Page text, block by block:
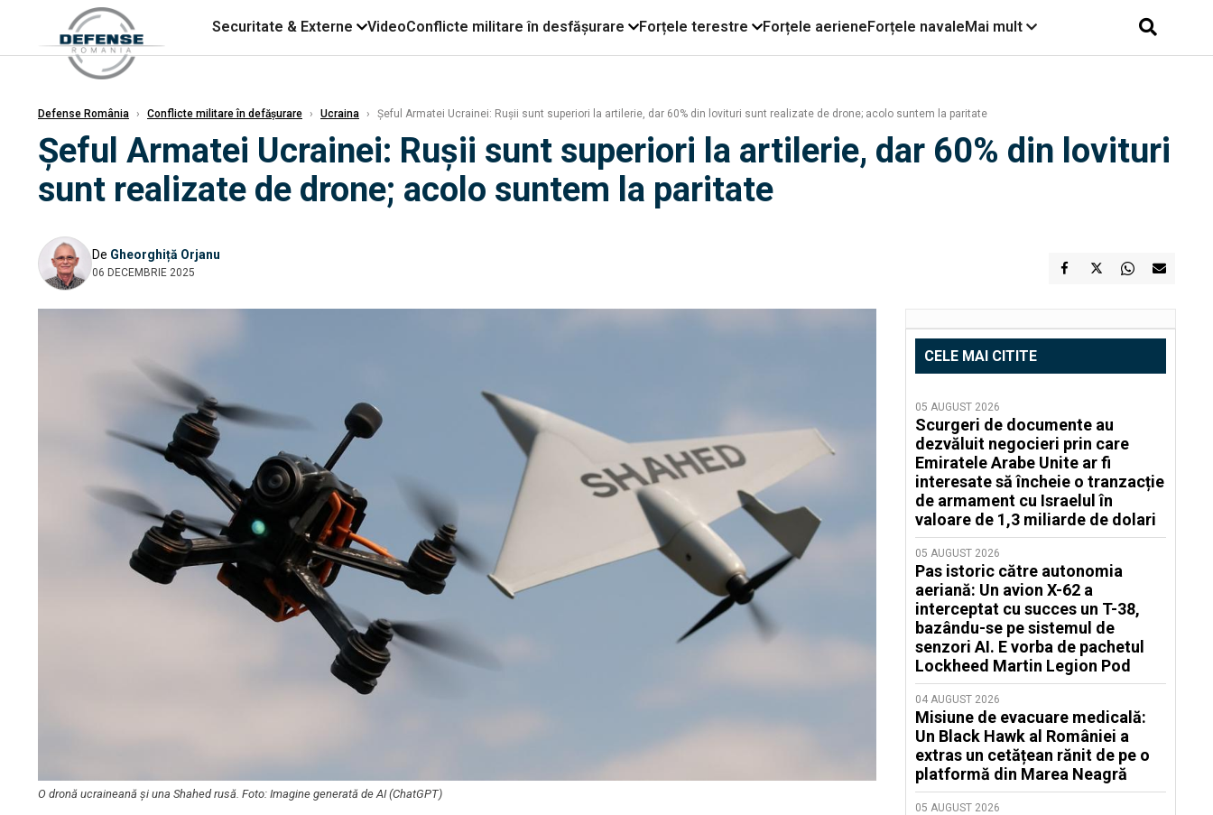
Securitate & Externe VideoConflicte militare în desfășurare Forțele terestre Forțele aerieneForțele navaleMai mult
Defense România › Conflicte militare în defășurare › Ucraina › Șeful Armatei Ucrainei: Rușii sunt superiori la artilerie, dar 60% din lovituri sunt realizate de drone; acolo suntem la paritate
Șeful Armatei Ucrainei: Rușii sunt superiori la artilerie, dar 60% din lovituri
sunt realizate de drone; acolo suntem la paritate
De Gheorghiță Orjanu
06 DECEMBRIE 2025
O dronă ucraineană și una Shahed rusă. Foto: Imagine generată de AI (ChatGPT)
CELE MAI CITITE
05 AUGUST 2026
Scurgeri de documente au
dezvăluit negocieri prin care
Emiratele Arabe Unite ar fi
interesate să încheie o tranzacție
de armament cu Israelul în
valoare de 1,3 miliarde de dolari
05 AUGUST 2026
Pas istoric către autonomia
aeriană: Un avion X-62 a
interceptat cu succes un T-38,
bazându-se pe sistemul de
senzori AI. E vorba de pachetul
Lockheed Martin Legion Pod
04 AUGUST 2026
Misiune de evacuare medicală:
Un Black Hawk al României a
extras un cetățean rănit de pe o
platformă din Marea Neagră
05 AUGUST 2026